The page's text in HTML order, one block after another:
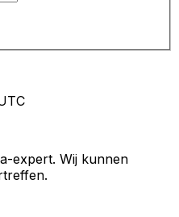
expert. Wij kunnen